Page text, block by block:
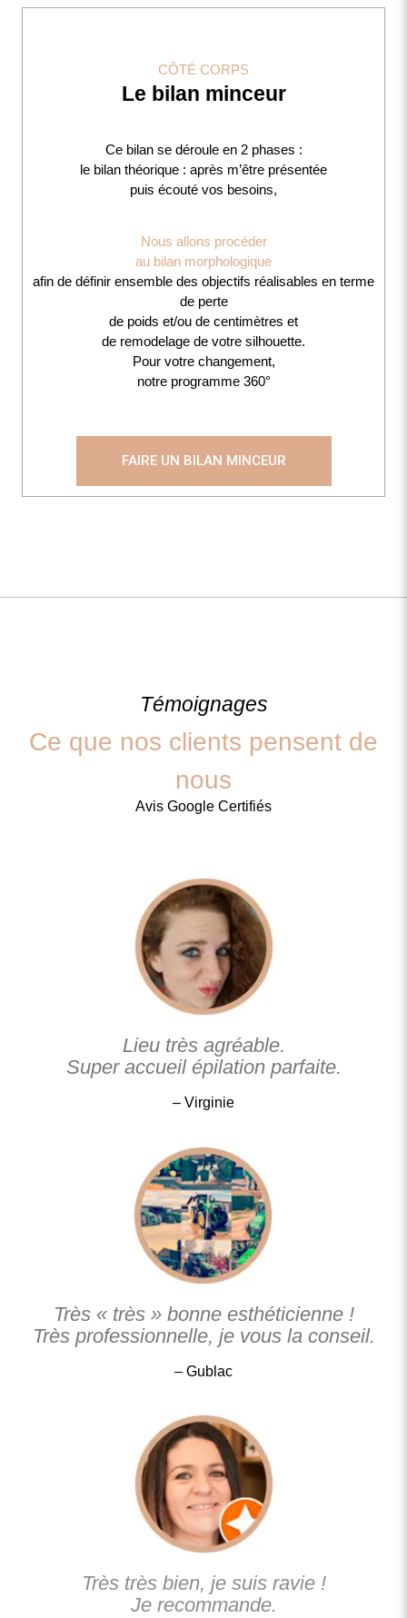
CÔTÉ CORPS
Le bilan minceur
Ce bilan se déroule en 2 phases :
le bilan théorique : après m’être présentée
puis écouté vos besoins,
Nous allons procéder
au bilan morphologique
afin de définir ensemble des objectifs réalisables en terme
de perte
de poids et/ou de centimètres et
de remodelage de votre silhouette.
Pour votre changement,
notre programme 360°
FAIRE UN BILAN MINCEUR
Témoignages
Ce que nos clients pensent de
nous
Avis Google Certifiés
Lieu très agréable.
Super accueil épilation parfaite.
– Virginie
Très « très » bonne esthéticienne !
Très professionnelle, je vous la conseil.
– Gublac
Très très bien, je suis ravie !
Je recommande.